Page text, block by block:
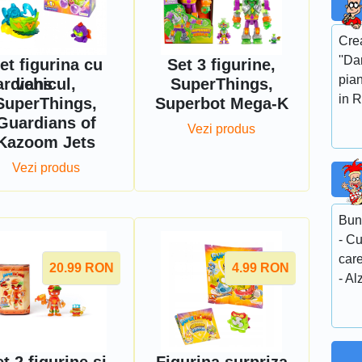
figurina cu
vehicul,
of
Jets
Vezi produs
Set 3 figurine,
SuperThings,
Superbot Mega-K
Vezi produs
20.99 RON 4.99 RON
in
-
-